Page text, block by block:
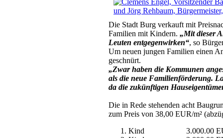
Die Stadt Burg verkauft mit
Familien mit Kindern. „Mit dieser
Leuten entgegenwirken“, so
Um neuen jungen Familien einen
geschnürt.
„Zwar haben die Kommunen
als die neue Familienförderung.
da die zukünftigen
Die in Rede stehenden acht
zum Preis von 38,00 EUR/m²
Kind 3.000.00